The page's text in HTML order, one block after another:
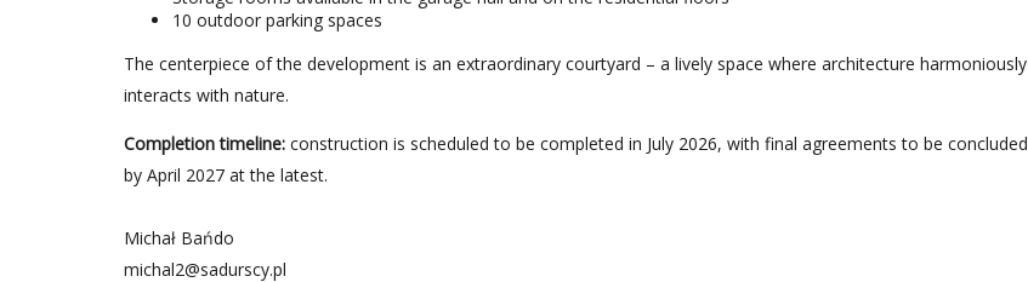
10 outdoor parking spaces
The centerpiece of the development is an extraordinary courtyard – a lively space where architecture harmoniously
interacts with nature.
Completion timeline: construction is scheduled to be completed in July 2026, with final agreements to be concluded
by April 2027 at the latest.
Michał Bańdo
michal2@sadurscy.pl